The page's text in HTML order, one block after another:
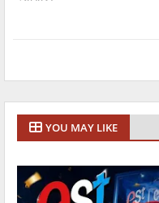
YOU MAY LIKE